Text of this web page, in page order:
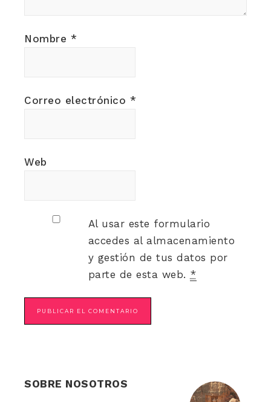
Nombre *
Correo electrónico *
Web
Al usar este formulario
accedes al almacenamiento
y gestión de tus datos por
parte de esta web. *
SOBRE NOSOTROS